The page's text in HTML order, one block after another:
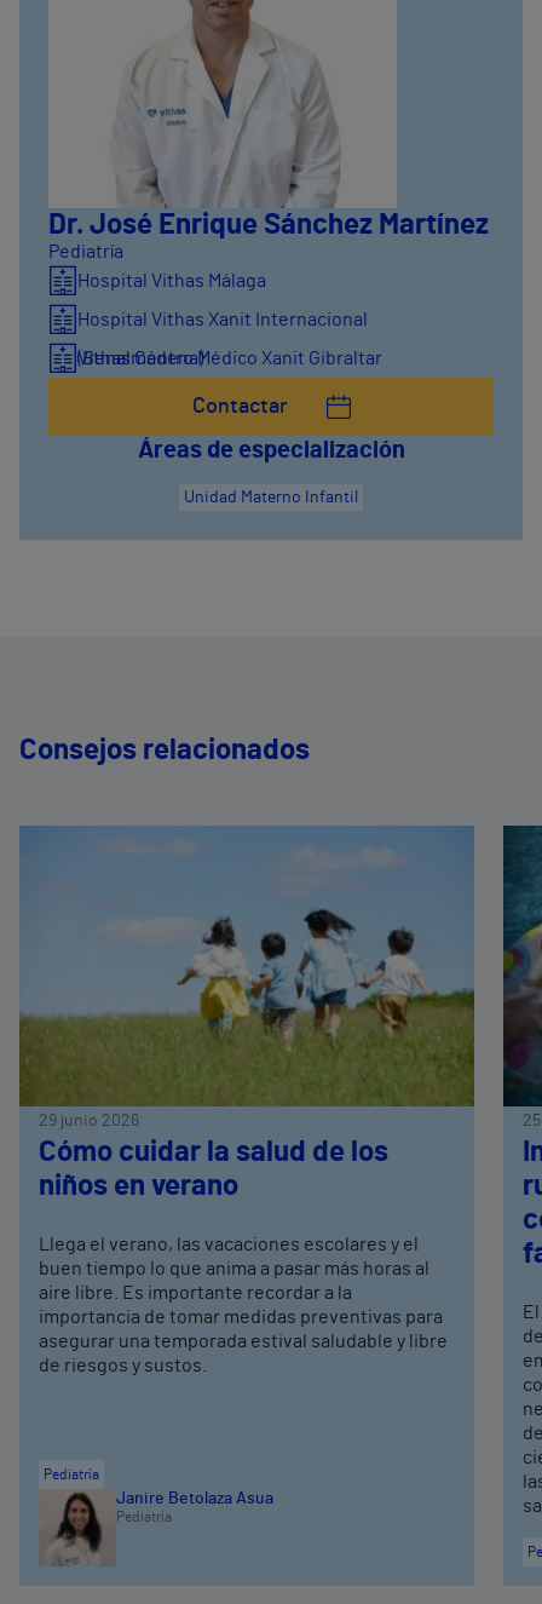
Dr. José Enrique Sánchez Martínez
Pediatría
Hospital Vithas Málaga
Hospital Vithas Xanit Internacional
(Benalmádena)
Vithas Centro Médico Xanit Gibraltar
Contactar
Áreas de especialización
Unidad Materno Infantil
Consejos relacionados
29 junio 2026
Cómo cuidar la salud de los
niños en verano
Llega el verano, las vacaciones escolares y el
buen tiempo lo que anima a pasar más horas al
aire libre. Es importante recordar a la
importancia de tomar medidas preventivas para
asegurar una temporada estival saludable y libre
de riesgos y sustos.
Pediatría
Janire Betolaza Asua
Pediatría